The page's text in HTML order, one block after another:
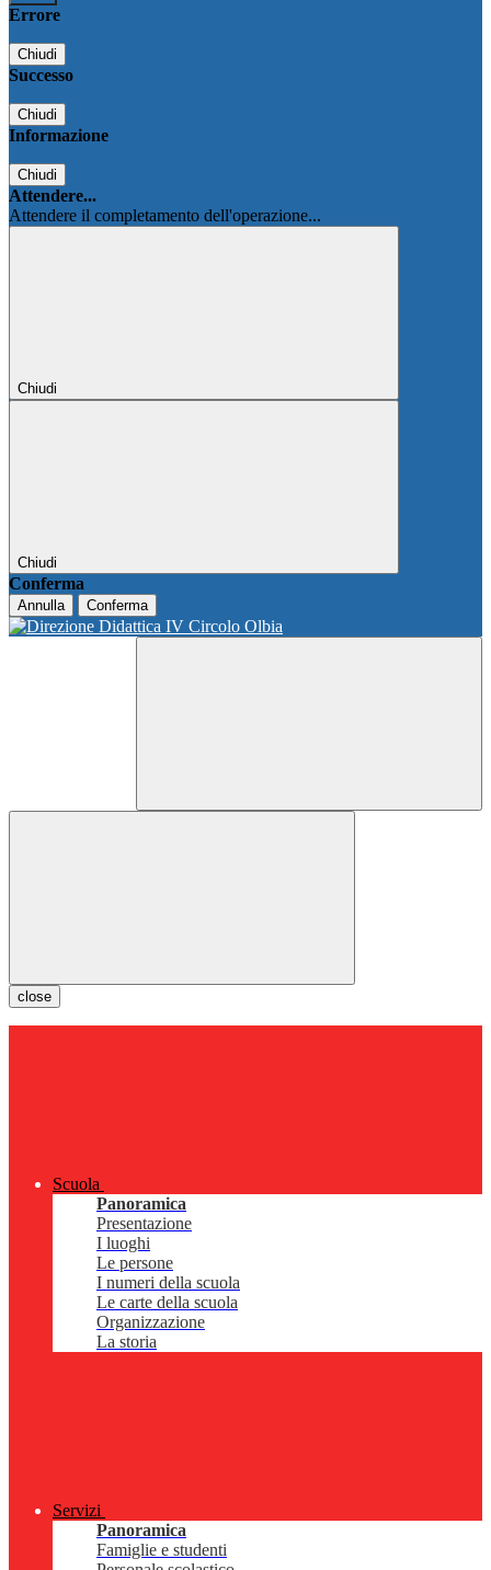
Errore
Chiudi
Successo
Chiudi
Informazione
Chiudi
Attendere...
Attendere il completamento dell'operazione...
Chiudi
Chiudi
Conferma
Annulla Conferma
close
Scuola
Panoramica
Presentazione
I luoghi
Le persone
I numeri della scuola
Le carte della scuola
Organizzazione
La storia
Servizi
Panoramica
Famiglie e studenti